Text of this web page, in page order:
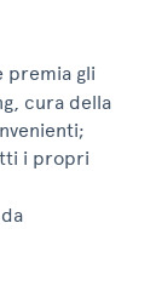
premia gli
cura della
i propri